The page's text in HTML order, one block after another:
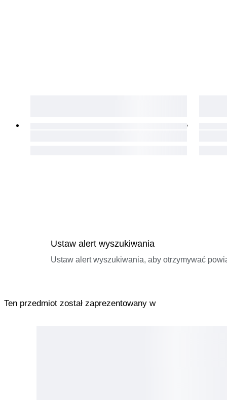
Ustaw alert wyszukiwania
Ustaw alert wyszukiwania, aby otrzymywać
Ten przedmiot został zaprezentowany w